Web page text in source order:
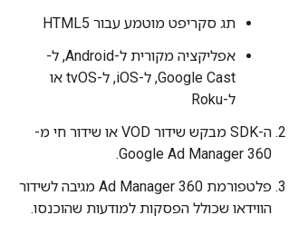
תג סקריפט מוטמע עבור HTML5
אפליקציה מקורית ל-Android, ל-
Google Cast, ל-iOS, ל-tvOS או
ל-Roku
ה-SDK מבקש שידור VOD או שידור חי מ-
Google Ad Manager 360.
פלטפורמת Ad Manager 360 מגיבה לשידור
הווידאו שכולל הפסקות למודעות שהוכנסו.